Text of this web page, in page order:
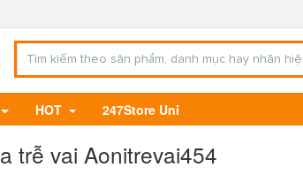
HOT 247Store Uni
trễ vai Aonitrevai454